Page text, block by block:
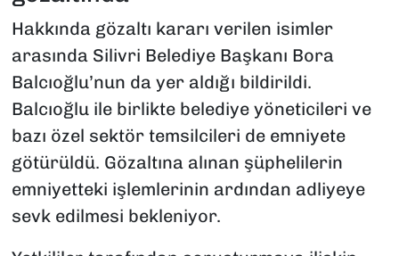
Hakkında gözaltı kararı verilen isimler
arasında Silivri Belediye Başkanı Bora
Balcıoğlu’nun da yer aldığı bildirildi.
Balcıoğlu ile birlikte belediye yöneticileri ve
bazı özel sektör temsilcileri de emniyete
götürüldü. Gözaltına alınan şüphelilerin
emniyetteki işlemlerinin ardından adliyeye
sevk edilmesi bekleniyor.